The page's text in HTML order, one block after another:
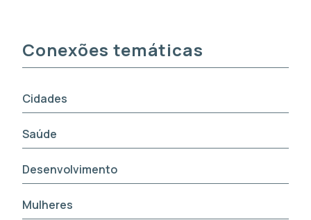
Conexões temáticas
Cidades
Saúde
Desenvolvimento
Mulheres